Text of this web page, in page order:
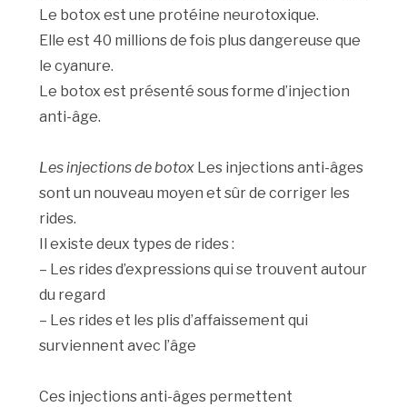
Le botox est une protéine neurotoxique.
Elle est 40 millions de fois plus dangereuse que
le cyanure.
Le botox est présenté sous forme d’injection
anti-âge.
Les injections de botox Les injections anti-âges
sont un nouveau moyen et sûr de corriger les
rides.
Il existe deux types de rides :
– Les rides d’expressions qui se trouvent autour
du regard
– Les rides et les plis d’affaissement qui
surviennent avec l’âge
Ces injections anti-âges permettent